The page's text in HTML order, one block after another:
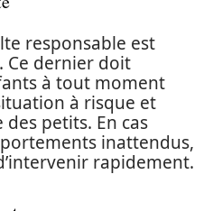
responsable est
Ce dernier doit
à tout moment
à risque et
des petits. En cas
inattendus,
rapidement.